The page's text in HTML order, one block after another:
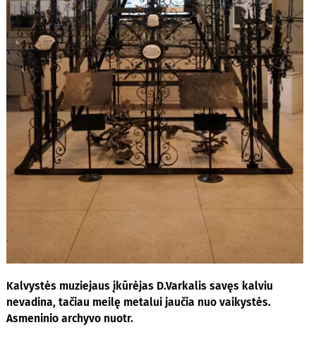
Kalvystės muziejaus įkūrėjas D.Varkalis savęs kalviu
nevadina, tačiau meilę metalui jaučia nuo vaikystės.
Asmeninio archyvo nuotr.